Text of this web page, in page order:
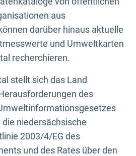
aus
darüber hinaus aktuelle
und Umweltkarten
recherchieren.
stellt sich das Land
des
die niedersächsische
2003/4/EG des
und des Rates über den